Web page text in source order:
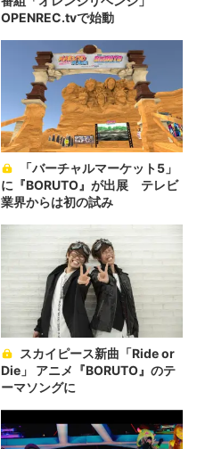
OPENREC.tvで始動
に『BORUTO』が出展 テレビ
業界からは初の試み
Die」 アニメ『BORUTO』のテ
ーマソングに